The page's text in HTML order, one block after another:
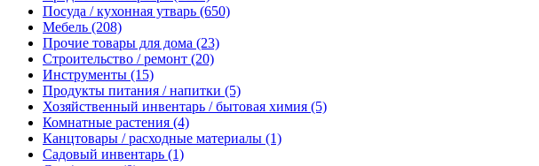
Посуда / кухонная утварь (650)
Мебель (208)
Прочие товары для дома (23)
Строительство / ремонт (20)
Инструменты (15)
Продукты питания / напитки (5)
Хозяйственный инвентарь / бытовая химия (5)
Комнатные растения (4)
Канцтовары / расходные материалы (1)
Садовый инвентарь (1)